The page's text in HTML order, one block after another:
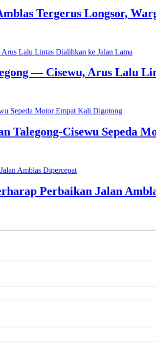
Tergerus Longsor,
— Cisewu, Arus Lalu
Talegong-Cisewu Sepeda
Perbaikan Jalan